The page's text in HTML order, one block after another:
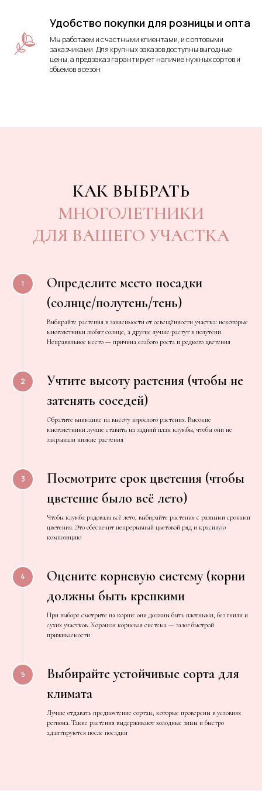
Удобство покупки для розницы и опта
Мы работаем и с частными клиентами, и с оптовыми
заказчиками. Для крупных заказов доступны выгодные
цены, а предзаказ гарантирует наличие нужных сортов и
объёмов в сезон
КАК ВЫБРАТЬ
МНОГОЛЕТНИКИ
ДЛЯ ВАШЕГО УЧАСТКА
Определите место посадки
(солнце/полутень/тень)
Выбирайте растения в зависимости от освещённости участка: некоторые
многолетники любят солнце, а другие лучше растут в полутени.
Неправильное место — причина слабого роста и редкого цветения
Учтите высоту растения (чтобы не
затенять соседей)
Обратите внимание на высоту взрослого растения. Высокие
многолетники лучше ставить на задний план клумбы, чтобы они не
закрывали низкие растения
Посмотрите срок цветения (чтобы
цветение было всё лето)
Чтобы клумба радовала всё лето, выбирайте растения с разными сроками
цветения. Это обеспечит непрерывный цветовой ряд и красивую
композицию
Оцените корневую систему (корни
должны быть крепкими
При выборе смотрите на корни: они должны быть плотными, без гнили и
сухих участков. Хорошая корневая система — залог быстрой
приживаемости
Выбирайте устойчивые сорта для
климата
Лучше отдавать предпочтение сортам, которые проверены в условиях
региона. Такие растения выдерживают холодные зимы и быстро
адаптируются после посадки
Покупателям
Для оптовиков
Каталог
Сайт разработан в Сheapmedia
Политика конфиденциальности
ИП Добрынина Ирина Васильевна
Соц сети
Заказать звонок